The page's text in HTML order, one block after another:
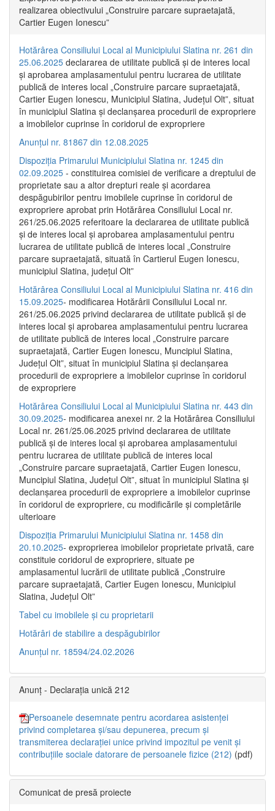
realizarea obiectivului „Construire parcare supraetajată,
Cartier Eugen Ionescu”
Hotărârea Consiliului Local al Municipiului Slatina nr. 261 din
25.06.2025 declararea de utilitate publică și de interes local
și aprobarea amplasamentului pentru lucrarea de utilitate
publică de interes local „Construire parcare supraetajată,
Cartier Eugen Ionescu, Municipiul Slatina, Județul Olt”, situat
în municipiul Slatina și declanșarea procedurii de expropriere
a imobilelor cuprinse în coridorul de expropriere
Anunțul nr. 81867 din 12.08.2025
Dispoziția Primarului Municipiului Slatina nr. 1245 din
02.09.2025 - constituirea comisiei de verificare a dreptului de
proprietate sau a altor drepturi reale și acordarea
despăgubirilor pentru imobilele cuprinse în coridorul de
expropriere aprobat prin Hotărârea Consiliului Local nr.
261/25.06.2025 referitoare la declararea de utilitate publică
și de interes local și aprobarea amplasamentului pentru
lucrarea de utilitate publică de interes local „Construire
parcare supraetajată, situată în Cartierul Eugen Ionescu,
municipiul Slatina, județul Olt”
Hotărârea Consiliului Local al Municipiului Slatina nr. 416 din
15.09.2025- modificarea Hotărârii Consiliului Local nr.
261/25.06.2025 privind declararea de utilitate publică și de
interes local și aprobarea amplasamentului pentru lucrarea
de utilitate publică de interes local „Construire parcare
supraetajată, Cartier Eugen Ionescu, Muncipiul Slatina,
Județul Olt”, situat în municipiul Slatina și declanșarea
procedurii de expropriere a imobilelor cuprinse în coridorul
de expropriere
Hotărârea Consiliului Local al Municipiului Slatina nr. 443 din
30.09.2025- modificarea anexei nr. 2 la Hotărârea Consiliului
Local nr. 261/25.06.2025 privind declararea de utilitate
publică şi de interes local şi aprobarea amplasamentului
pentru lucrarea de utilitate publică de interes local
„Construire parcare supraetajată, Cartier Eugen Ionescu,
Muncipiul Slatina, Judeţul Olt”, situat în municipiul Slatina şi
declanşarea procedurii de expropriere a imobilelor cuprinse
în coridorul de expropriere, cu modificările şi completările
ulterioare
Dispoziția Primarului Municipiului Slatina nr. 1458 din
20.10.2025- exproprierea imobilelor proprietate privată, care
constituie coridorul de expropriere, situate pe
amplasamentul lucrării de utilitate publică „Construire
parcare supraetajată, Cartier Eugen Ionescu, Municipiul
Slatina, Județul Olt”
Tabel cu imobilele și cu proprietarii
Hotărâri de stabilire a despăgubirilor
Anunțul nr. 18594/24.02.2026
Anunț - Declarația unică 212
Persoanele desemnate pentru acordarea asistenței
privind completarea și/sau depunerea, precum și
transmiterea declarației unice privind impozitul pe venit și
contribuțiile sociale datorare de persoanele fizice (212) (pdf)
Comunicat de presă proiecte